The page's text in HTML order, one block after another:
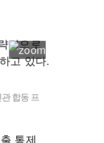
합동 프
통제